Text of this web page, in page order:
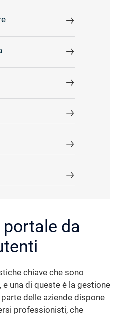
portale da
chiave che sono
una di queste è la gestione
delle aziende dispone
professionisti, che